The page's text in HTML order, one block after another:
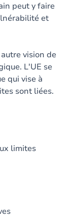
peut y faire
et
vision de
L'UE se
qui vise à
sont liées.
limites